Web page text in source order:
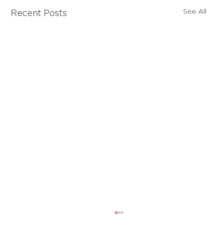
Recent Posts See All